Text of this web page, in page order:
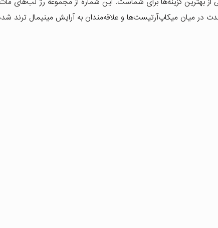
در میان میکاپ‌آرتیست‌ها و علاقه‌مندان به آرایش مینیمال ترند